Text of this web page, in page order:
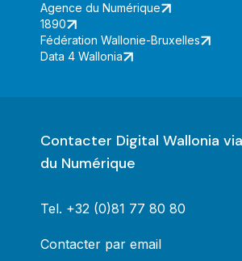
Agence du Numérique
1890
Fédération Wallonie-Bruxelles
Data 4 Wallonia
Contacter Digital Wallonia
du Numérique
Tel. +32 (0)81 77 80 80
Contacter par email